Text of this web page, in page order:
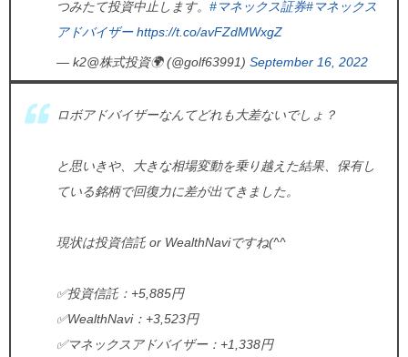
つみたて投資中止します。 #マネックス証券#マネックス
アドバイザー https://t.co/avFZdMWxgZ
— k2@株式投資🌍 (@golf63991) September 16, 2022
ロボアドバイザーなんてどれも大差ないでしょ？
と思いきや、大きな相場変動を乗り越えた結果、保有し
ている銘柄で回復力に差が出てきました。
現状は投資信託 or WealthNaviですね(^^ゞ
✅投資信託：+5,885円
✅WealthNavi：+3,523円
✅マネックスアドバイザー：+1,338円